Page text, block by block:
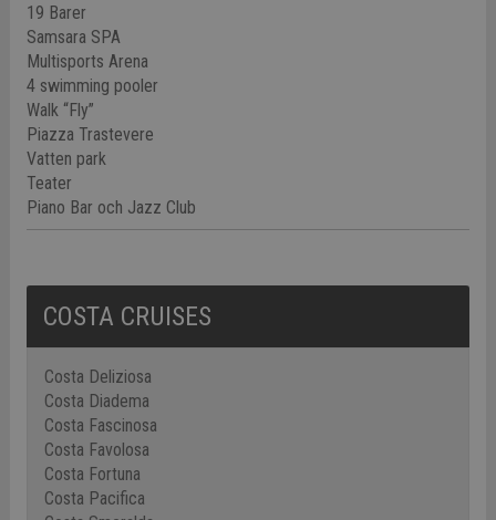
19 Barer
Samsara SPA
Multisports Arena
4 swimming pooler
Walk “Fly”
Piazza Trastevere
Vatten park
Teater
Piano Bar och Jazz Club
COSTA CRUISES
Costa Deliziosa
Costa Diadema
Costa Fascinosa
Costa Favolosa
Costa Fortuna
Costa Pacifica